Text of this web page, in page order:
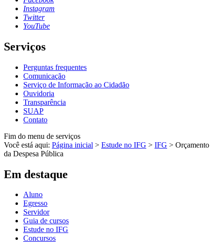
Instagram
Twitter
YouTube
Serviços
Perguntas frequentes
Comunicação
Serviço de Informação ao Cidadão
Ouvidoria
Transparência
SUAP
Contato
Fim do menu de serviços
Você está aqui: Página inicial > Estude no IFG > IFG > Orçamento
da Despesa Pública
Em destaque
Aluno
Egresso
Servidor
Guia de cursos
Estude no IFG
Concursos